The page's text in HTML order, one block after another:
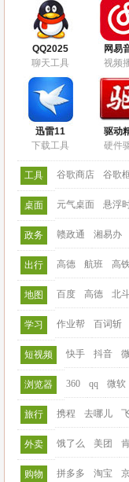
QQ2025
聊天工具
网易
视频
迅雷11
下载工具
驱动
硬件
工具 谷歌商店 谷歌
桌面 元气桌面 悬浮
政务 赣政通 湘易办
出行 高德 航班 高
地图 百度 高德 北
学习 作业帮 百词斩
短视频 快手 抖音
浏览器 360 qq 微软
旅行 携程 去哪儿
外卖 饿了么 美团
购物 拼多多 淘宝